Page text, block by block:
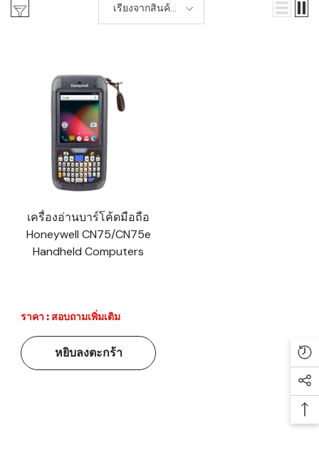
เรียงจากสินค้า
ใหม่-เก่า
เครื่องอ่านบาร์โค้ดมือถือ
Honeywell CN75/CN75e
Handheld Computers
ราคา : สอบถามเพิ่มเติม
หยิบลงตะกร้า